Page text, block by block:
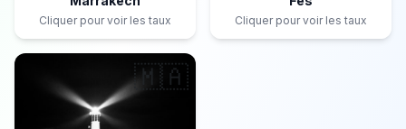
Cliquer pour voir les taux Cliquer pour voir les taux
🇲🇦